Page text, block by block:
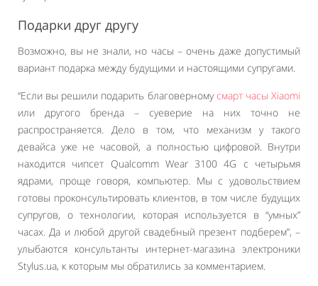
Подарки друг другу
Возможно, вы не знали, но часы – очень даже допустимый
вариант подарка между будущими и настоящими супругами.
“Если вы решили подарить благоверномусмарт часы Xiaomi
или другого бренда – суеверие на них точно не
распространяется. Дело в том, что механизм у такого
девайса уже не часовой, а полностью цифровой. Внутри
находится чипсет Qualcomm Wear 3100 4G с четырьмя
ядрами, проще говоря, компьютер. Мы с удовольствием
готовы проконсультировать клиентов, в том числе будущих
супругов, о технологии, которая используется в “умных”
часах. Да и любой другой свадебный презент подберем”, –
улыбаются консультанты интернет-магазина электроники
Stylus.ua, к которым мы обратились за комментарием.